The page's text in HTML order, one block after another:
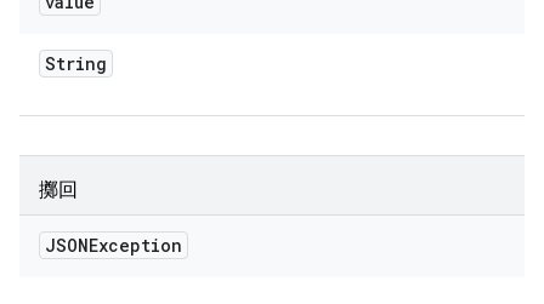
String
擲回
JSONException